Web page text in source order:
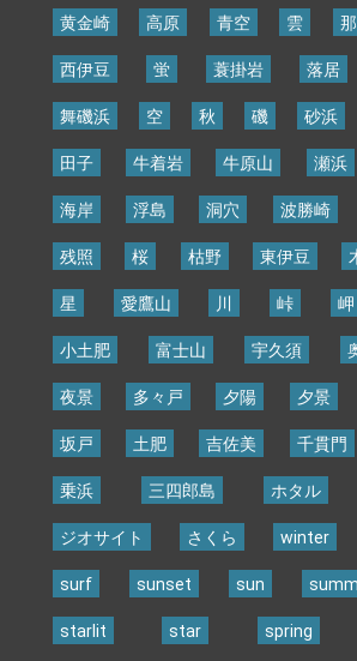
黄金崎 高原 青空 雲
西伊豆 蛍 蓑掛岩 落居
舞磯浜 空 秋 磯 砂浜
田子 牛着岩 牛原山 瀬浜
海岸 浮島 洞穴 波勝崎
残照 桜 枯野 東伊豆
星 愛鷹山 川 峠 岬
小土肥 富士山 宇久須
夜景 多々戸 夕陽 夕景
坂戸 土肥 吉佐美 千貫門
乗浜 三四郎島 ホタル
ジオサイト さくら winter
surf sunset sun
starlit star spring